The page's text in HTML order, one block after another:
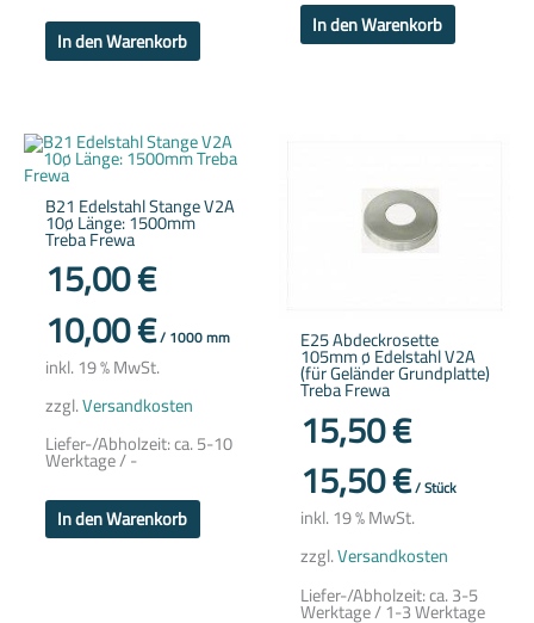
In den Warenkorb
In den Warenkorb
B21 Edelstahl Stange V2A
10ø Länge: 1500mm
Treba Frewa
15,00€
10,00€/1000mm
inkl. 19 % MwSt.
zzgl.Versandkosten
Liefer-/Abholzeit:ca. 5-10
Werktage / -
In den Warenkorb
E25 Abdeckrosette
105mm ø Edelstahl V2A
(für Geländer Grundplatte)
Treba Frewa
15,50€
15,50€/Stück
inkl. 19 % MwSt.
zzgl.Versandkosten
Liefer-/Abholzeit:ca. 3-5
Werktage / 1-3 Werktage